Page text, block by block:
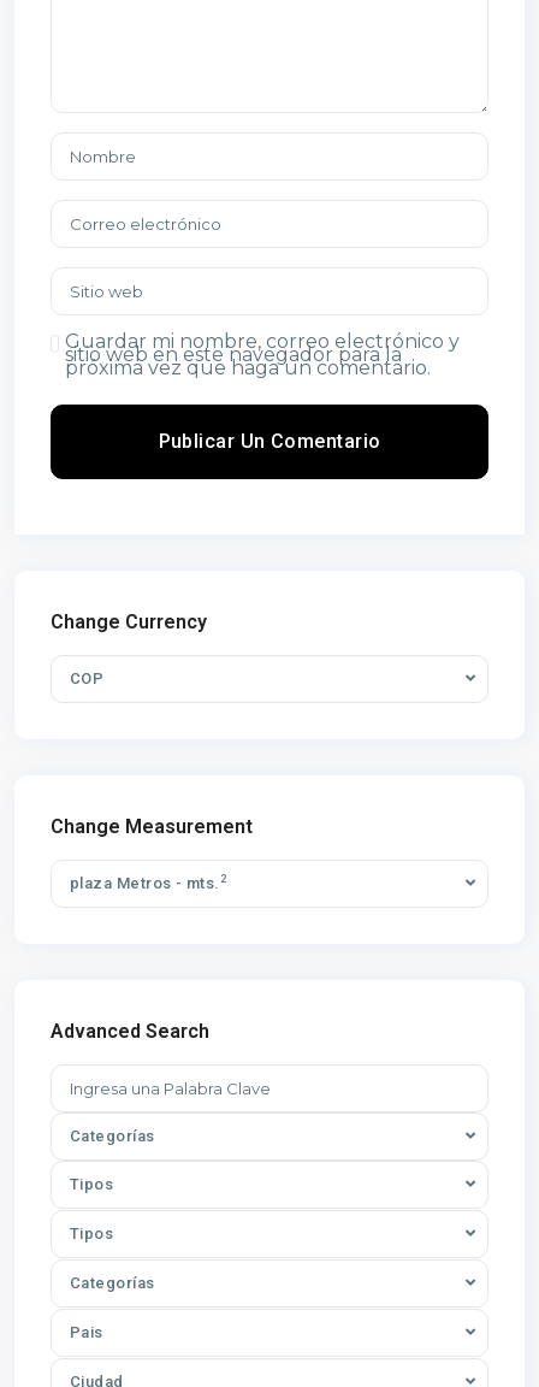
Guardar mi nombre, correo electrónico y
sitio web en este navegador para la
próxima vez que haga un comentario.
Change Currency
COP
Change Measurement
plaza Metros - mts. 2
Advanced Search
Categorías
Tipos
Tipos
Categorías
Pais
Ciudad